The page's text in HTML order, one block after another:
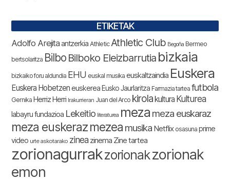
ETIKETAK
Adolfo Arejitaantzerkia Athletic Athletic Club Begoña Bermeo
bertsolaritza Bilbo Bilboko Eleizbarrutia bizkaia
bizkaiko foru aldundia EHU euskal musika euskaltzaindia Euskera
Euskera Hobetzeneuskerea Eusko Jaurlaritza Farmazia tartea futbola
Gernika Herriz Herri Irakurrieran Juan del Arco kirolakultura Kulturea
labayru fundazioa Lekeitio literaturea meza meza euskaraz
meza euskerazmezea musika Netflix osasuna prime
video urte askotarako zinea zinema Zine tartea
zorionagurrakzorionakzorionak
emon